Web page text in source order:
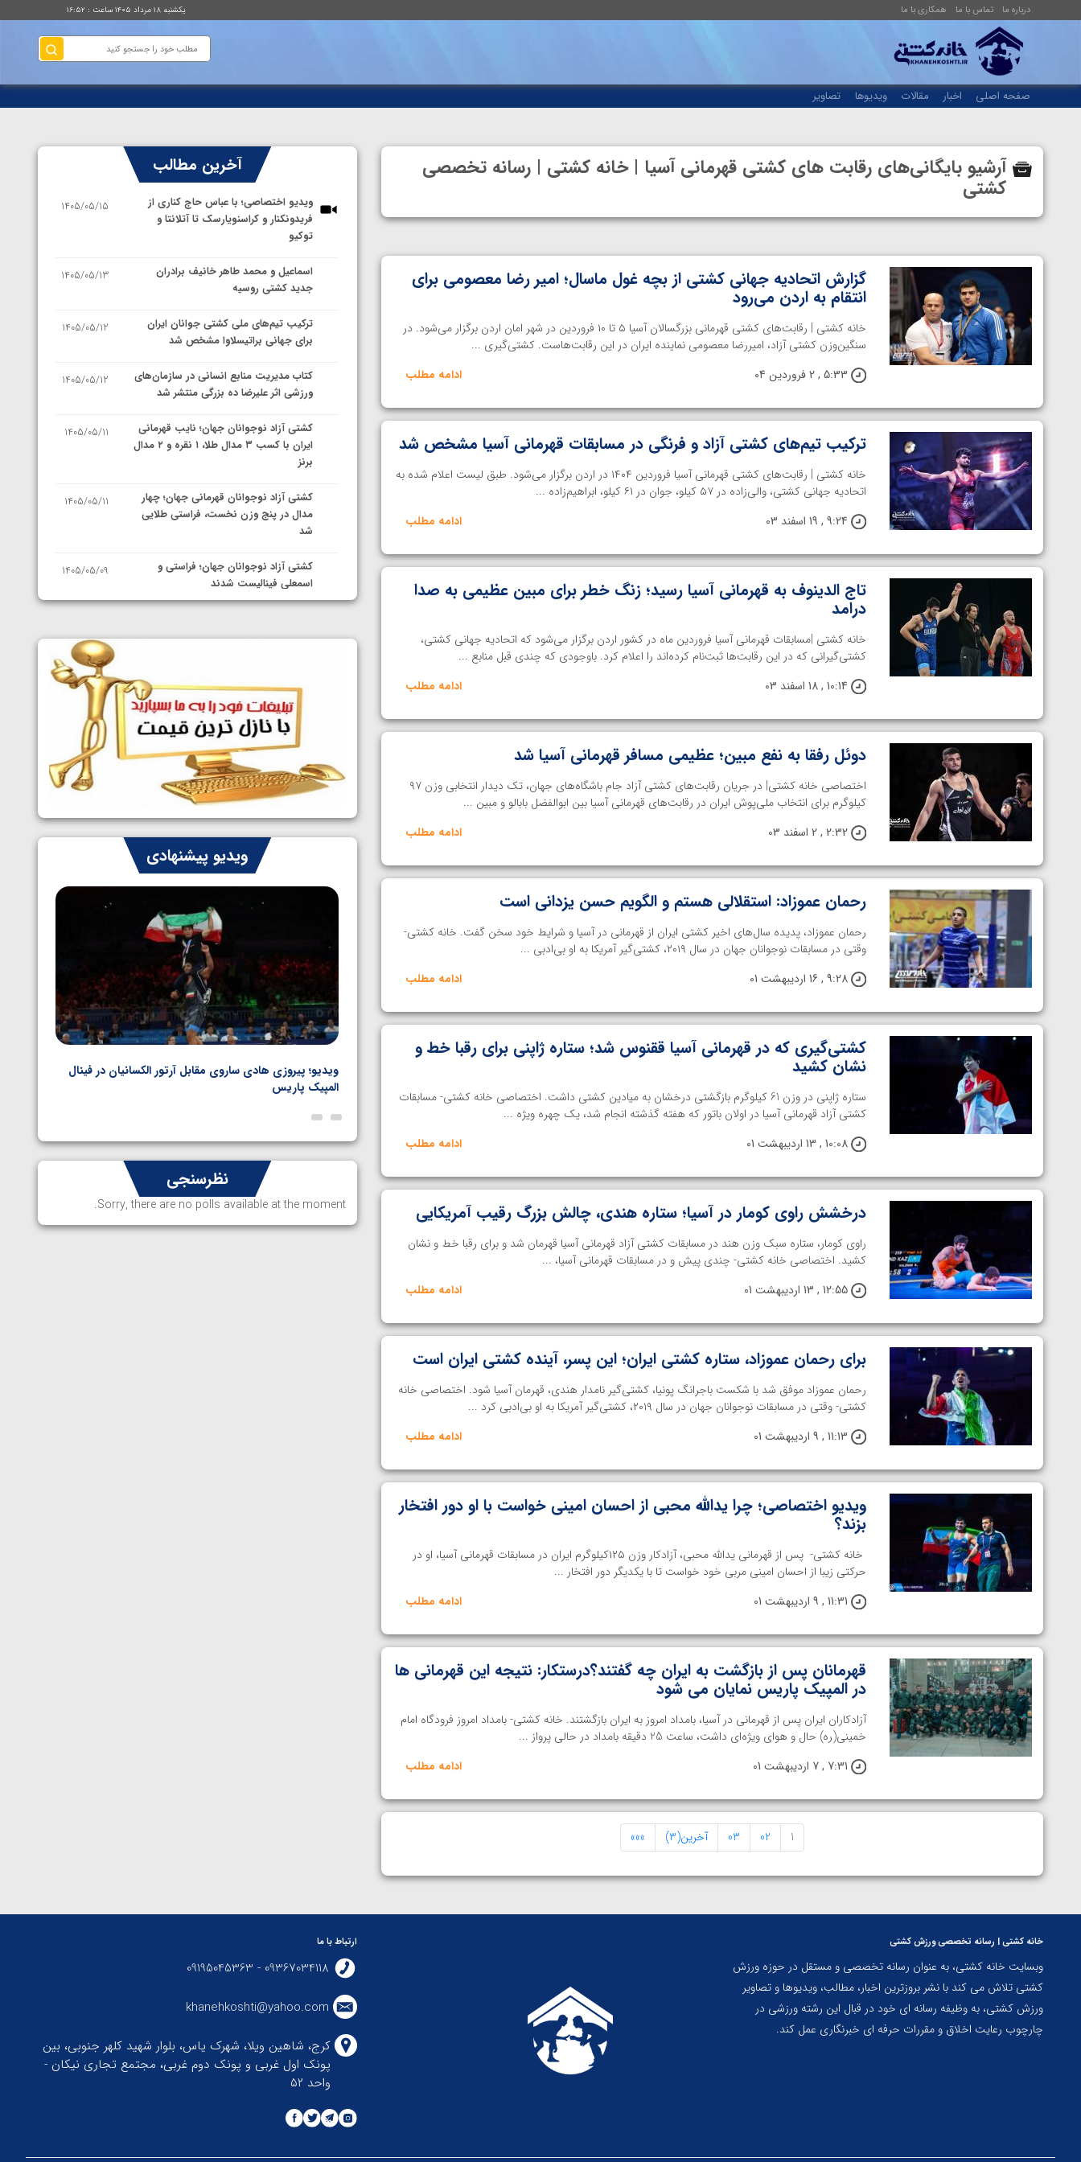
درباره ما تماس با ما همکاری با ما یکشنبه ۱۸ مرداد ۱۴۰۵ ساعت : ۱۶:۵۲
صفحه اصلی اخبار مقالات ویدیوها تصاویر
آرشیو بایگانی‌های رقابت های کشتی قهرمانی آسیا | خانه کشتی | رسانه تخصصی
کشتی
گزارش اتحادیه جهانی کشتی از بچه غول ماسال؛ امیر رضا معصومی برای
انتقام به اردن می‌رود
خانه کشتی | رقابت‌های کشتی قهرمانی بزرگسالان آسیا ۵ تا ۱۰ فروردین در شهر امان اردن برگزار می‌شود. در
سنگین‌وزن کشتی آزاد، امیررضا معصومی نماینده ایران در این رقابت‌هاست. کشتی‌گیری ...
5:33 , 2 فروردین 04
ادامه مطلب
ترکیب تیم‌های کشتی آزاد و فرنگی در مسابقات قهرمانی آسیا مشخص شد
خانه کشتی | رقابت‌های کشتی قهرمانی آسیا فروردین ۱۴۰۴ در اردن برگزار می‌شود. طبق لیست اعلام شده به
اتحادیه جهانی کشتی، والی‌زاده در ۵۷ کیلو، جوان در ۶۱ کیلو، ابراهیم‌زاده ...
9:24 , 19 اسفند 03
ادامه مطلب
تاج الدینوف به قهرمانی آسیا رسید؛ زنگ خطر برای مبین عظیمی به صدا
درامد
خانه کشتی |مسابقات قهرمانی آسیا فروردین ماه در کشور اردن برگزار می‌شود که اتحادیه جهانی کشتی،
کشتی‌گیرانی که در این رقابت‌ها ثبت‌نام کرده‌اند را اعلام کرد. باوجودی که چندی قبل منابع ...
10:14 , 18 اسفند 03
ادامه مطلب
دوئل رفقا به نفع مبین؛ عظیمی مسافر قهرمانی آسیا شد
اختصاصی خانه کشتی| در جریان رقابت‌های کشتی آزاد جام باشگاه‌های جهان، تک دیدار انتخابی وزن ۹۷
کیلوگرم برای انتخاب ملی‌پوش‌ ایران در رقابت‌های قهرمانی آسیا بین ابوالفضل بابالو و مبین ...
2:32 , 2 اسفند 03
ادامه مطلب
رحمان عموزاد: استقلالی هستم و الگویم حسن یزدانی است
رحمان عموزاد، پدیده سال‌های اخیر کشتی ایران از قهرمانی در آسیا و شرایط خود سخن گفت. خانه کشتی-
وقتی در مسابقات نوجوانان جهان در سال ۲۰۱۹، کشتی‌گیر آمریکا به او بی‌ادبی ...
9:28 , 16 اردیبهشت 01
ادامه مطلب
کشتی‌گیری که در قهرمانی آسیا ققنوس شد؛ ستاره ژاپنی برای رقبا خط و
نشان کشید
ستاره ژاپنی در وزن 61 کیلوگرم بازگشتی درخشان به میادین کشتی داشت. اختصاصی خانه کشتی- مسابقات
کشتی آزاد قهرمانی آسیا در اولان باتور که هفته گذشته انجام شد، یک چهره ویژه ...
10:08 , 13 اردیبهشت 01
ادامه مطلب
درخشش راوی کومار در آسیا؛ ستاره هندی، چالش بزرگ رقیب آمریکایی
راوی کومار، ستاره سبک وزن هند در مسابقات کشتی آزاد قهرمانی آسیا قهرمان شد و برای رقبا خط و نشان
کشید. اختصاصی خانه کشتی- چندی پیش و در مسابقات قهرمانی آسیا، ...
12:55 , 13 اردیبهشت 01
ادامه مطلب
برای رحمان عموزاد، ستاره کشتی ایران؛ این پسر، آینده کشتی ایران است
رحمان عموزاد موفق شد با شکست باجرانگ پونیا، کشتی‌گیر نامدار هندی، قهرمان آسیا شود. اختصاصی خانه
کشتی- وقتی در مسابقات نوجوانان جهان در سال ۲۰۱۹، کشتی‌گیر آمریکا به او بی‌ادبی کرد ...
11:13 , 9 اردیبهشت 01
ادامه مطلب
ویدیو اختصاصی؛ چرا یدالله محبی از احسان امینی خواست با او دور افتخار
بزند؟
خانه کشتی- پس از قهرمانی یدالله محبی، آزادکار وزن ۱۲۵کیلوگرم ایران در مسابقات قهرمانی آسیا، او در
حرکتی زیبا از احسان امینی مربی‌ خود خواست تا با یکدیگر دور افتخار ...
11:31 , 9 اردیبهشت 01
ادامه مطلب
قهرمانان پس از بازگشت به ایران چه گفتند؟درستکار: نتیجه این قهرمانی ها
در المپیک پاریس نمایان می شود
آزادکاران ایران پس از قهرمانی در آسیا، بامداد امروز به ایران بازگشتند. خانه کشتی- بامداد امروز فرودگاه امام
خمینی(ره) حال و هوای ویژه‌ای داشت، ساعت 25 دقیقه بامداد در حالی پرواز ...
7:31 , 7 اردیبهشت 01
ادامه مطلب
1
02
03 آخرین(3) »»»
آخرین مطالب
ویدیو اختصاصی؛ با عباس حاج کناری از
فریدونکنار و کراسنویارسک تا آتلانتا و
توکیو
1405/05/15
اسماعیل و محمد طاهر خانیف برادران
جدید کشتی روسیه
1405/05/13
ترکیب تیم‌های ملی کشتی جوانان ایران
برای جهانی براتیسلاوا مشخص شد
1405/05/12
کتاب مدیریت منابع انسانی در سازمان‌های
ورزشی اثر علیرضا ده بزرگی منتشر شد
1405/05/12
کشتی آزاد نوجوانان جهان؛ نایب قهرمانی
ایران با کسب ۳ مدال طلا، ۱ نقره و ۲ مدال
برنز
1405/05/11
کشتی آزاد نوجوانان قهرمانی جهان؛ چهار
مدال در پنج وزن نخست، فراستی طلایی
شد
1405/05/11
کشتی آزاد نوجوانان جهان؛ فراستی و
اسمعلی فینالیست شدند
1405/05/09
نمایندگان ایران مشخص شدند
سوم برای ایران
1405/05/07
ایران چشم به راه چهار مدال در پنج وزن
دوم کشتی فرنگی نوجوانان جهان
1405/05/06
ویدیو پیشنهادی
امین میرزازاده
ویدیو؛ باخت امین کاویانی نژاد مقابل مالخاز آمویان از
ویدیو؛ پیروزی هادی ساروی مقابل آرتور الکسانیان در فینال
المپیک پاریس
نظرسنجی
Sorry, there are no polls available at the moment.
خانه کشتی | رسانه تخصصی ورزش کشتی
وبسایت خانه کشتی، به عنوان رسانه تخصصی و مستقل در حوزه ورزش
کشتی تلاش می کند با نشر بروزترین اخبار، مطالب، ویدیوها و تصاویر
ورزش کشتی، به وظیفه رسانه ای خود در قبال این رشته ورزشی در
چارچوب رعایت اخلاق و مقررات حرفه ای خبرنگاری عمل کند.
ارتباط با ما
09367034118 - 09195045363
khanehkoshti@yahoo.com
کرج، شاهین ویلا، شهرک یاس، بلوار شهید کلهر جنوبی، بین
پونک اول غربی و پونک دوم غربی، مجتمع تجاری نیکان -
واحد ۵۲